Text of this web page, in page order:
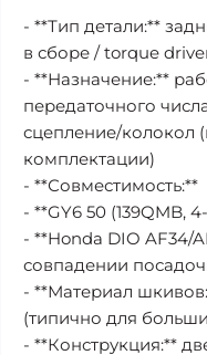
- **Тип детали:**
в сборе / torque
- **Назначение:**
передаточного
сцепление/колокол
комплектации)
- **Совместимость:**
- **GY6 50 (139QMB,
- **Honda DIO AF34/
совпадении
- **Материал
(типично для
- **Конструкция:**